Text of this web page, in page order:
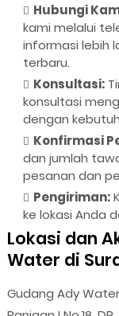
Hubungi
kami melalui
informasi lebih
terbaru.
Konsultasi:
konsultasi
dengan
Konfirmasi
dan jumlah
pesanan dan
Pengiriman:
ke lokasi Anda
Lokasi dan
Water di
Gudang Ady